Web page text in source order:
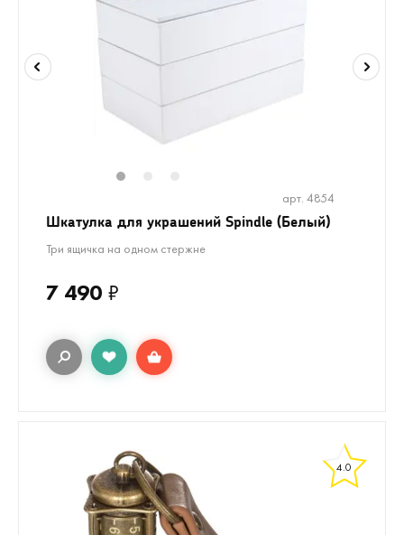
арт. 4854
Шкатулка для украшений Spindle (Белый)
Три ящичка на одном стержне
7 490 ₽
4.0